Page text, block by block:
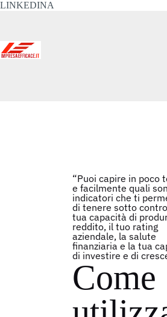
LINKEDINA
“Puoi capire in poco
e facilmente quali
indicatori che ti
di tenere sotto
tua capacità di
reddito, il tuo rating
aziendale, la salute
finanziaria e la tua
di investire e di
Come